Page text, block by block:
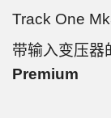
Track One
带输入变压器
Premium